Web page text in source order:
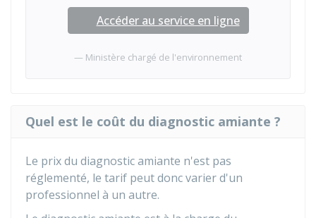
Accéder au service en ligne
Ministère chargé de l'environnement
Quel est le coût du diagnostic amiante ?
Le prix du diagnostic amiante n'est pas
réglementé, le tarif peut donc varier d'un
professionnel à un autre.